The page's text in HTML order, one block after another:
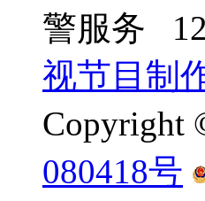
警服务
视节目制
Copyright
080418号